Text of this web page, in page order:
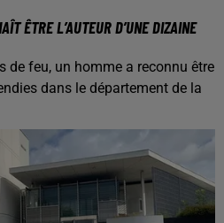
ÊTRE L’AUTEUR D’UNE DIZAINE
de feu, un homme a reconnu être
dans le département de la